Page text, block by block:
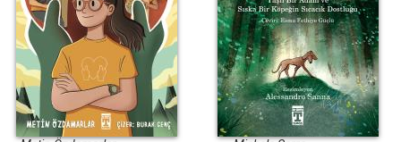
İyilik Timi Kemik